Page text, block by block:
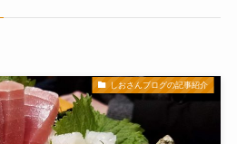
しおさんブログの記事紹介